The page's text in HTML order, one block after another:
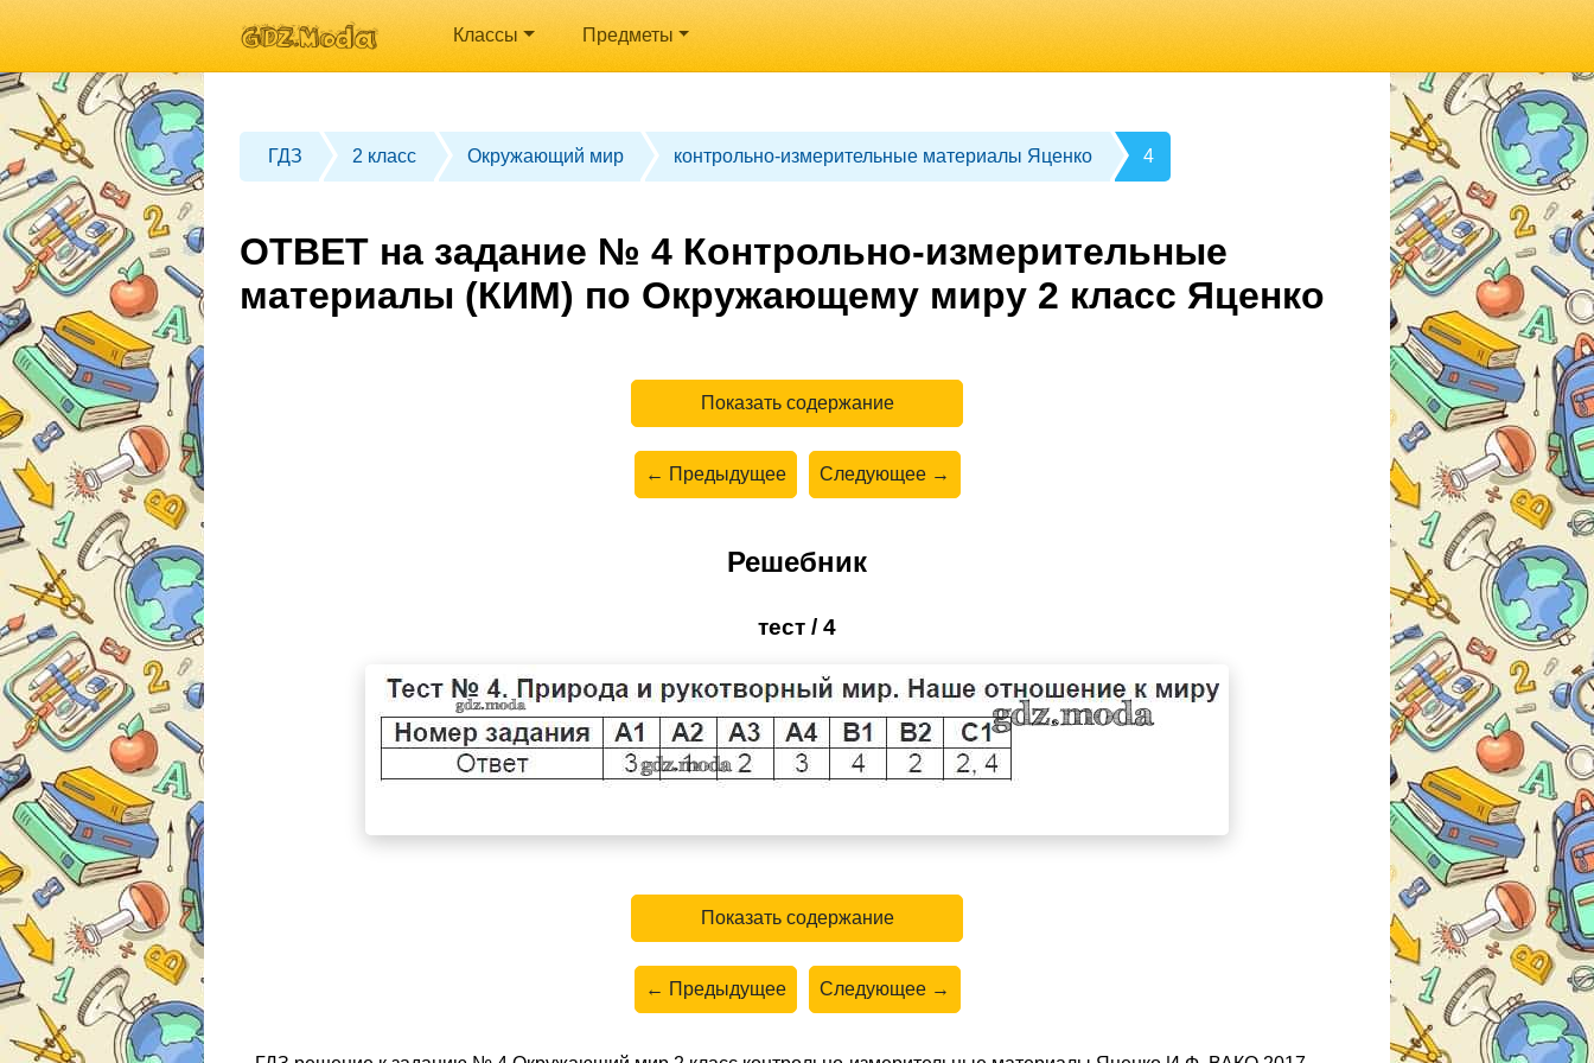
Классы Предметы
ГДЗ 2 класс Окружающий мир контрольно-измерительные материалы Яценко 4
ОТВЕТ на задание № 4 Контрольно-измерительные
материалы (КИМ) по Окружающему миру 2 класс Яценко
Показать содержание
← Предыдущее Следующее →
Решебник
тест / 4
Показать содержание
← Предыдущее Следующее →